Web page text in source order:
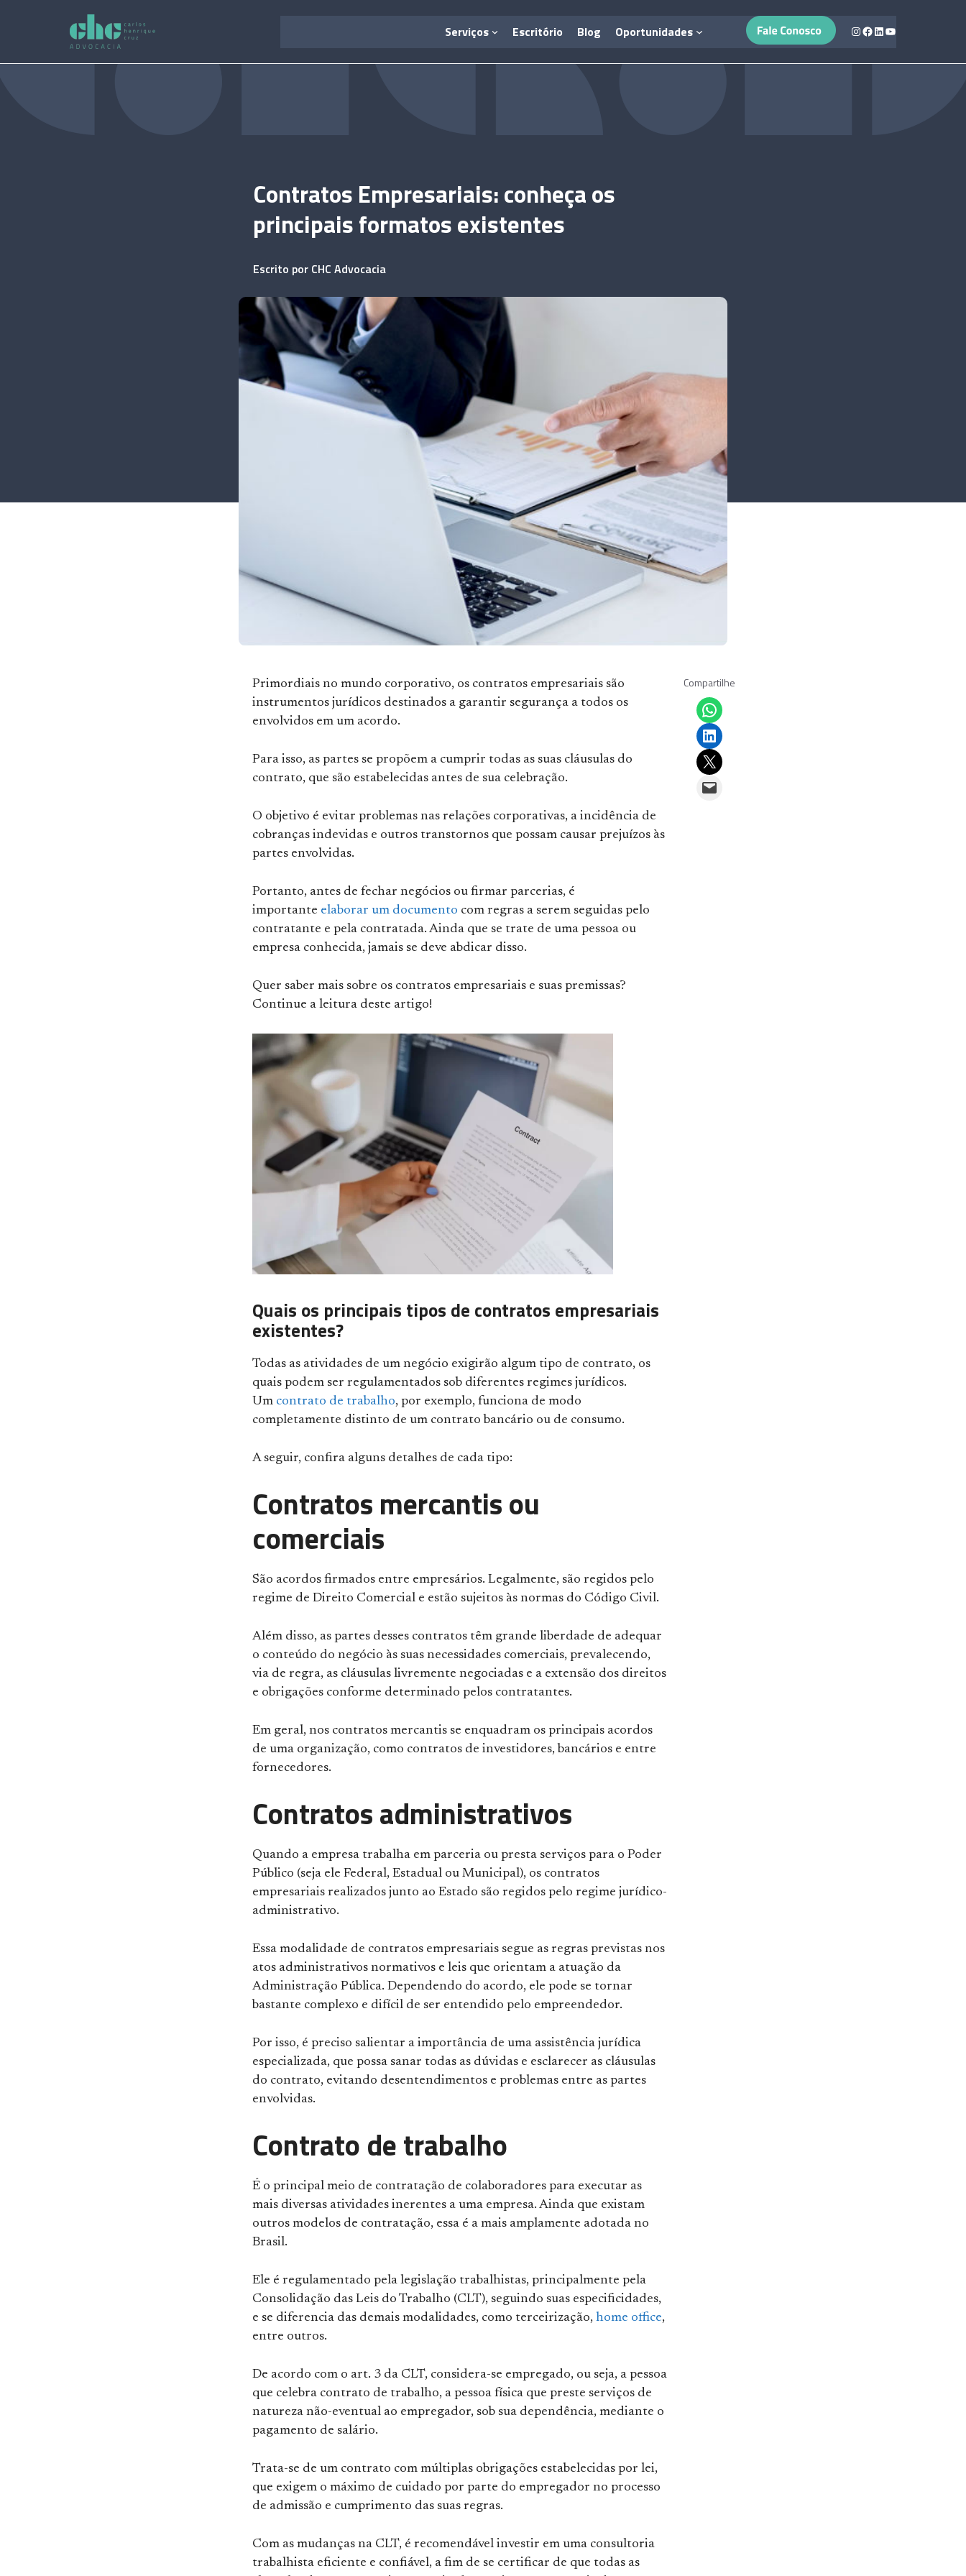
Serviços Escritório Blog Oportunidades Instagram
Facebook
LinkedIn
Youtube
Contratos Empresariais: conheça os
principais formatos existentes
Escrito por CHC Advocacia
Primordiais no mundo corporativo, os contratos empresariais são
instrumentos jurídicos destinados a garantir segurança a todos os
envolvidos em um acordo.
Para isso, as partes se propõem a cumprir todas as suas cláusulas do
contrato, que são estabelecidas antes de sua celebração.
O objetivo é evitar problemas nas relações corporativas, a incidência de
cobranças indevidas e outros transtornos que possam causar prejuízos às
partes envolvidas.
Portanto, antes de fechar negócios ou firmar parcerias, é
importante elaborar um documento com regras a serem seguidas pelo
contratante e pela contratada. Ainda que se trate de uma pessoa ou
empresa conhecida, jamais se deve abdicar disso.
Quer saber mais sobre os contratos empresariais e suas premissas?
Continue a leitura deste artigo!
Quais os principais tipos de contratos empresariais
existentes?
Todas as atividades de um negócio exigirão algum tipo de contrato, os
quais podem ser regulamentados sob diferentes regimes jurídicos.
Um contrato de trabalho, por exemplo, funciona de modo
completamente distinto de um contrato bancário ou de consumo.
A seguir, confira alguns detalhes de cada tipo:
Contratos mercantis ou
comerciais
São acordos firmados entre empresários. Legalmente, são regidos pelo
regime de Direito Comercial e estão sujeitos às normas do Código Civil.
Além disso, as partes desses contratos têm grande liberdade de adequar
o conteúdo do negócio às suas necessidades comerciais, prevalecendo,
via de regra, as cláusulas livremente negociadas e a extensão dos direitos
e obrigações conforme determinado pelos contratantes.
Em geral, nos contratos mercantis se enquadram os principais acordos
de uma organização, como contratos de investidores, bancários e entre
fornecedores.
Contratos administrativos
Quando a empresa trabalha em parceria ou presta serviços para o Poder
Público (seja ele Federal, Estadual ou Municipal), os contratos
empresariais realizados junto ao Estado são regidos pelo regime jurídico-
administrativo.
Essa modalidade de contratos empresariais segue as regras previstas nos
atos administrativos normativos e leis que orientam a atuação da
Administração Pública. Dependendo do acordo, ele pode se tornar
bastante complexo e difícil de ser entendido pelo empreendedor.
Por isso, é preciso salientar a importância de uma assistência jurídica
especializada, que possa sanar todas as dúvidas e esclarecer as cláusulas
do contrato, evitando desentendimentos e problemas entre as partes
envolvidas.
Contrato de trabalho
É o principal meio de contratação de colaboradores para executar as
mais diversas atividades inerentes a uma empresa. Ainda que existam
outros modelos de contratação, essa é a mais amplamente adotada no
Brasil.
Ele é regulamentado pela legislação trabalhistas, principalmente pela
Consolidação das Leis do Trabalho (CLT), seguindo suas especificidades,
e se diferencia das demais modalidades, como terceirização, home office,
entre outros.
De acordo com o art. 3 da CLT, considera-se empregado, ou seja, a pessoa
que celebra contrato de trabalho, a pessoa física que preste serviços de
natureza não-eventual ao empregador, sob sua dependência, mediante o
pagamento de salário.
Trata-se de um contrato com múltiplas obrigações estabelecidas por lei,
que exigem o máximo de cuidado por parte do empregador no processo
de admissão e cumprimento das suas regras.
Com as mudanças na CLT, é recomendável investir em uma consultoria
trabalhista eficiente e confiável, a fim de se certificar de que todas as
Compartilhe
Share on WhatsApp
Share on LinkedIn
Email this Page
Email this Page